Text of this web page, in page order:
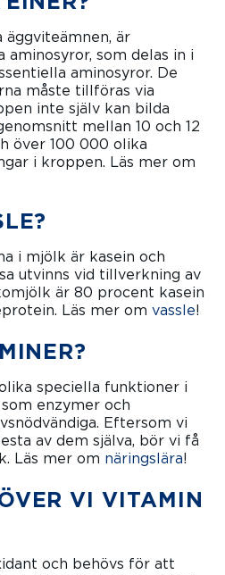
äggviteämnen, är
aminosyror, som delas in i
aminosyror. De
måste tillföras via
inte själv kan bilda
mellan 10 och 12
över 100 000 olika
i kroppen. Läs mer om
i mjölk är kasein och
utvinns vid tillverkning av
är 80 procent kasein
Läs mer om vassle!
speciella funktioner i
enzymer och
Eftersom vi
av dem själva, bör vi få
Läs mer om näringslära!
VI VITAMIN
och behövs för att